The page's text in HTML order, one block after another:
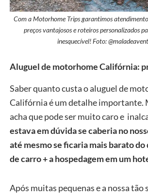
Com a Motorhome Trips garantimos
preços vantajosos e roteiros personalizados
inesquecível! Foto:
Aluguel de motorhome Califórnia:
Saber quanto custa o aluguel de
Califórnia é um detalhe importante.
acha que pode ser muito caro e
estava em dúvida se caberia no
até mesmo se ficaria mais barato do
de carro + a hospedagem em um
Após muitas pequenas e a nossa tão